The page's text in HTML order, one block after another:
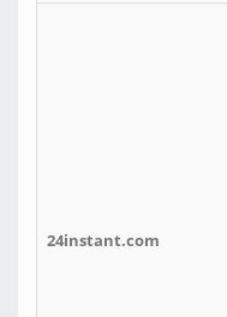
24instant.com